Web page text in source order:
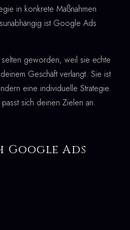
in konkrete Maßnahmen
ist Google Ads
geworden, weil sie echte
Geschäft verlangt. Sie ist
eine individuelle Strategie.
sich deinen Zielen an.
Google Ads